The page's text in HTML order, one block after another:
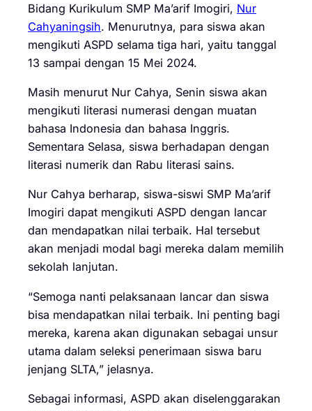
Bidang Kurikulum SMP Ma’arif Imogiri, Nur
Cahyaningsih. Menurutnya, para siswa akan
mengikuti ASPD selama tiga hari, yaitu tanggal
13 sampai dengan 15 Mei 2024.
Masih menurut Nur Cahya, Senin siswa akan
mengikuti literasi numerasi dengan muatan
bahasa Indonesia dan bahasa Inggris.
Sementara Selasa, siswa berhadapan dengan
literasi numerik dan Rabu literasi sains.
Nur Cahya berharap, siswa-siswi SMP Ma’arif
Imogiri dapat mengikuti ASPD dengan lancar
dan mendapatkan nilai terbaik. Hal tersebut
akan menjadi modal bagi mereka dalam memilih
sekolah lanjutan.
“Semoga nanti pelaksanaan lancar dan siswa
bisa mendapatkan nilai terbaik. Ini penting bagi
mereka, karena akan digunakan sebagai unsur
utama dalam seleksi penerimaan siswa baru
jenjang SLTA,” jelasnya.
Sebagai informasi, ASPD akan diselenggarakan